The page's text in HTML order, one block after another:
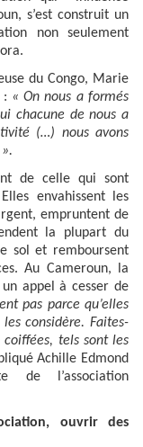
s’est construit un
non seulement
du Congo, Marie
: « On nous a formés
chacune de nous a
(…) nous avons
de celle qui sont
envahissent les
empruntent de
la plupart du
sol et remboursent
Au Cameroun, la
appel à cesser de
pas parce qu’elles
considère. Faites-
coiffées, tels sont les
Achille Edmond
de l’association
ouvrir des